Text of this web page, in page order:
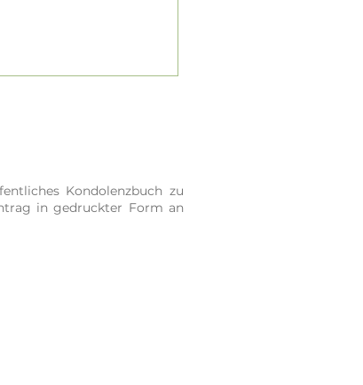
Kondolenzbuch zu
in gedruckter Form an